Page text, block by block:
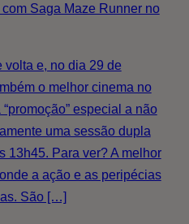
Saga Maze Runner no
volta e, no dia 29 de
o melhor cinema no
especial a não
uma sessão dupla
13h45. Para ver? A melhor
a ação e as peripécias
São […]